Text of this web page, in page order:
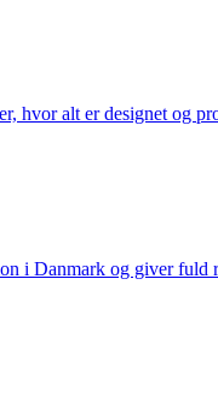
hvor alt er designet og
i Danmark og giver fuld